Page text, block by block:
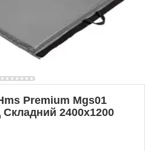
Premium Mgs01
2400x1200